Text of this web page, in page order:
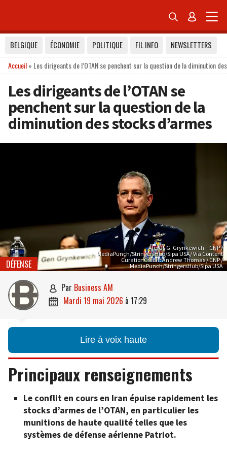
 
BELGIQUE ÉCONOMIE POLITIQUE FIL INFO
NEWSLETTERS
Accueil» Les dirigeants de l’OTAN se penchent sur la question de la diminution
Les dirigeants de l’OTAN se
penchent sur la question de la
diminution des stocks d’armes
Alexus G. Grynkewich – CNP /
MediaPunch/StringersHub/Sipa USA/ Via Content
CurationCredit: Andrew Thomas / CNP /
MediaPunch/StringersHub/Sipa USA
DÉFENSE
 par Business AM
 mardi 19 mai 2026 à 17:29
Lire à voix haute
Principaux renseignements
Le conflit en cours en Iran épuise rapidement les
stocks d’armes de l’OTAN, en particulier les
munitions de haute qualité telles que les
systèmes de défense aérienne Patriot.